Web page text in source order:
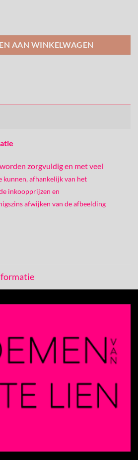
AAN WINKELWAGEN
zorgvuldig en met veel
kunnen, afhankelijk van het
inkoopprijzen en
afwijken van de afbeelding